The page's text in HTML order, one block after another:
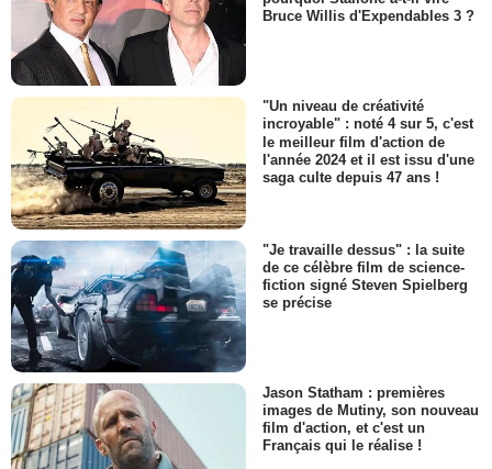
Bruce Willis d'Expendables 3 ?
"Un niveau de créativité
incroyable" : noté 4 sur 5, c'est
le meilleur film d'action de
l'année 2024 et il est issu d'une
saga culte depuis 47 ans !
"Je travaille dessus" : la suite
de ce célèbre film de science-
fiction signé Steven Spielberg
se précise
Jason Statham : premières
images de Mutiny, son nouveau
film d'action, et c'est un
Français qui le réalise !